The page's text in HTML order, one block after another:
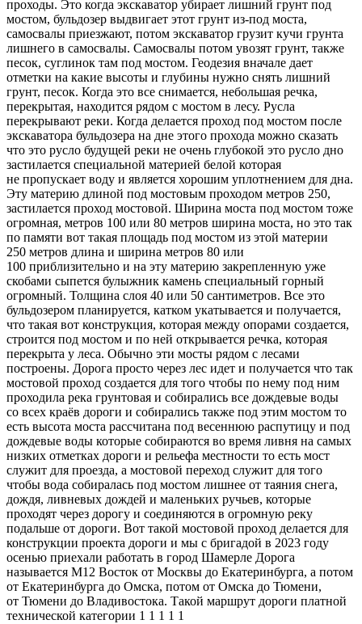
проходы. Это когда экскаватор убирает лишний грунт под
мостом, бульдозер выдвигает этот грунт из-под моста,
самосвалы приезжают, потом экскаватор грузит кучи грунта
лишнего в самосвалы. Самосвалы потом увозят грунт, также
песок, суглинок там под мостом. Геодезия вначале дает
отметки на какие высоты и глубины нужно снять лишний
грунт, песок. Когда это все снимается, небольшая речка,
перекрытая, находится рядом с мостом в лесу. Русла
перекрывают реки. Когда делается проход под мостом после
экскаватора бульдозера на дне этого прохода можно сказать
что это русло будущей реки не очень глубокой это русло дно
застилается специальной материей белой которая
не пропускает воду и является хорошим уплотнением для дна.
Эту материю длиной под мостовым проходом метров 250,
застилается проход мостовой. Ширина моста под мостом тоже
огромная, метров 100 или 80 метров ширина моста, но это так
по памяти вот такая площадь под мостом из этой материи
250 метров длина и ширина метров 80 или
100 приблизительно и на эту материю закрепленную уже
скобами сыпется булыжник камень специальный горный
огромный. Толщина слоя 40 или 50 сантиметров. Все это
бульдозером планируется, катком укатывается и получается,
что такая вот конструкция, которая между опорами создается,
строится под мостом и по ней открывается речка, которая
перекрыта у леса. Обычно эти мосты рядом с лесами
построены. Дорога просто через лес идет и получается что так
мостовой проход создается для того чтобы по нему под ним
проходила река грунтовая и собирались все дождевые воды
со всех краёв дороги и собирались также под этим мостом то
есть высота моста рассчитана под весеннюю распутицу и под
дождевые воды которые собираются во время ливня на самых
низких отметках дороги и рельефа местности то есть мост
служит для проезда, а мостовой переход служит для того
чтобы вода собиралась под мостом лишнее от таяния снега,
дождя, ливневых дождей и маленьких ручьев, которые
проходят через дорогу и соединяются в огромную реку
подальше от дороги. Вот такой мостовой проход делается для
конструкции проекта дороги и мы с бригадой в 2023 году
осенью приехали работать в город Шамерле Дорога
называется М12 Восток от Москвы до Екатеринбурга, а потом
от Екатеринбурга до Омска, потом от Омска до Тюмени,
от Тюмени до Владивостока. Такой маршрут дороги платной
технической категории 1 1 1 1 1